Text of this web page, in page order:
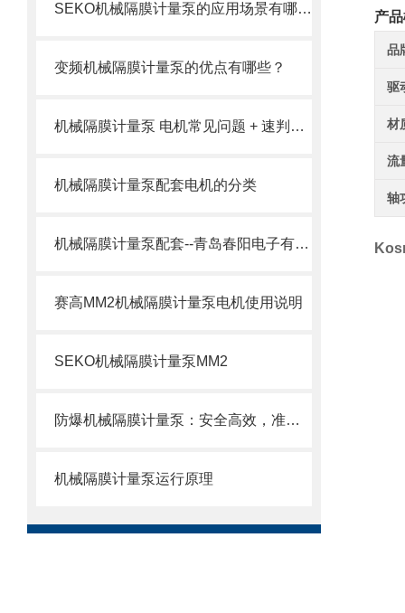
SEKO机械隔膜计量泵的应用场景有哪些？
变频机械隔膜计量泵的优点有哪些？
机械隔膜计量泵 电机常见问题 + 速判速修
机械隔膜计量泵配套电机的分类
机械隔膜计量泵配套--青岛春阳电子有限公司
赛高MM2机械隔膜计量泵电机使用说明
SEKO机械隔膜计量泵MM2
防爆机械隔膜计量泵：安全高效，准确计量新选择
机械隔膜计量泵运行原理
产
品
驱
材
流
轴